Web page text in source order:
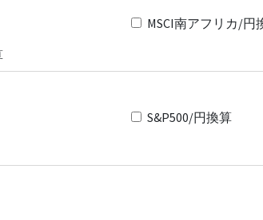
MSCI南アフリカ/円
S&P500/円換算